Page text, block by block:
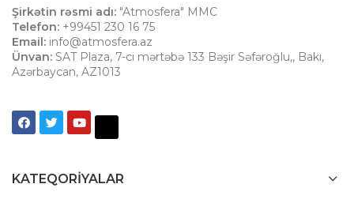
Şirkətin rəsmi adı: "Atmosfera" MMC
Telefon: +99451 230 16 75
Email: info@atmosfera.az
Ünvan: SAT Plaza, 7-ci mərtəbə 133 Bəşir Səfəroğlu,, Bakı,
Azərbaycan, AZ1013
KATEQORIYALAR